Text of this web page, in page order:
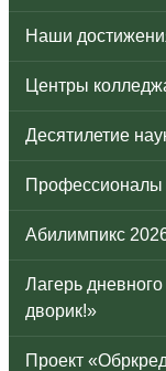
Наши
Центры
Десятилетие
Профессионалы
Абилимпикс
Лагерь
дворик!»
Проект